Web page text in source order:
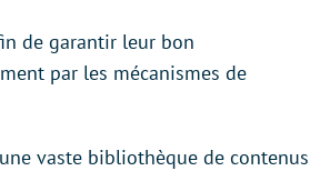
de garantir leur bon
par les mécanismes de
vaste bibliothèque de contenus